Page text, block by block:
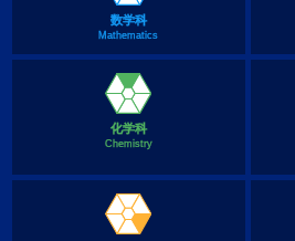
数学科
Mathematics
化学科
Chemistry